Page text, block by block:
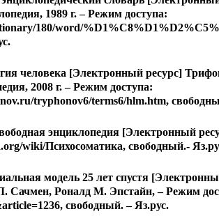
1989 г. – Режим доступа:
180/word/
человека [Электронный ресурс]
2008 г. – Режим доступа:
tryphonov6/terms6/hlm.htm,
энциклопедия [Электронный
wiki/Психосоматика, свободный.-
модель 25 лет спустя
Сачмен, Роналд М. Эпстайн, – Режим
свободный. – Яз.рус.